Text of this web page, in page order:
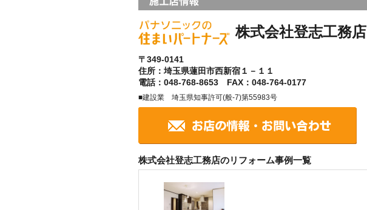
株式会社登志工務店
〒349-0141
住所：埼玉県蓮田市西新宿１－１１
電話：048-768-8653 FAX：048-764-0177
■建設業 埼玉県知事許可(般-7)第55983号
株式会社登志工務店のリフォーム事例一覧